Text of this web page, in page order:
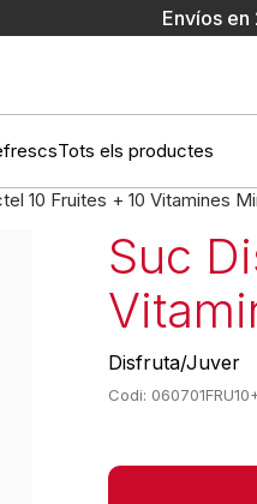
Envíos
Tots els productes
10 Fruites + 10 Vitamines
Suc
Disfruta/Juver
Codi: